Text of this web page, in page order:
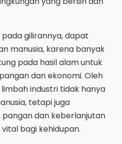
pada gilirannya, dapat
manusia, karena banyak
pada hasil alam untuk
dan ekonomi. Oleh
industri tidak hanya
tetapi juga
dan keberlanjutan
bagi kehidupan.